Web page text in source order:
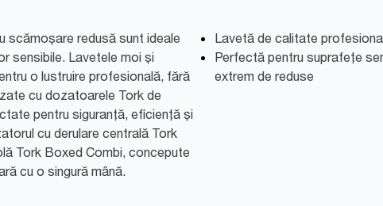
scămoșare redusă sunt ideale
sensibile. Lavetele moi și
o lustruire profesională, fără
cu dozatoarele Tork de
pentru siguranță, eficiență și
cu derulare centrală Tork
Tork Boxed Combi, concepute
cu o singură mână.
Lavetă de calitate
Perfectă pentru suprafețe
extrem de reduse